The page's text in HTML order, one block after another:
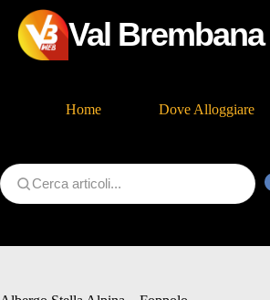
Val Brembana
Home Dove Alloggiare